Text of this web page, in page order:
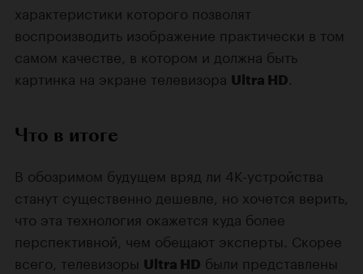
характеристики которого позволят
воспроизводить изображение практически в том
самом качестве, в котором и должна быть
картинка на экране телевизора Ultra HD
Что в итоге
В обозримом будущем вряд ли 4K-устройства
станут существенно дешевле, но хочется верить,
что эта технология окажется куда более
перспективной, чем обещают эксперты. Скорее
всего, телевизоры Ultra HD были представлены